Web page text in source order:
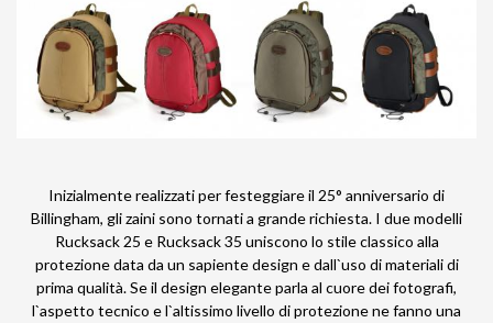
Inizialmente realizzati per festeggiare il 25° anniversario di
Billingham, gli zaini sono tornati a grande richiesta. I due modelli
Rucksack 25 e Rucksack 35 uniscono lo stile classico alla
protezione data da un sapiente design e dall`uso di materiali di
prima qualità. Se il design elegante parla al cuore dei fotografi,
l`aspetto tecnico e l`altissimo livello di protezione ne fanno una